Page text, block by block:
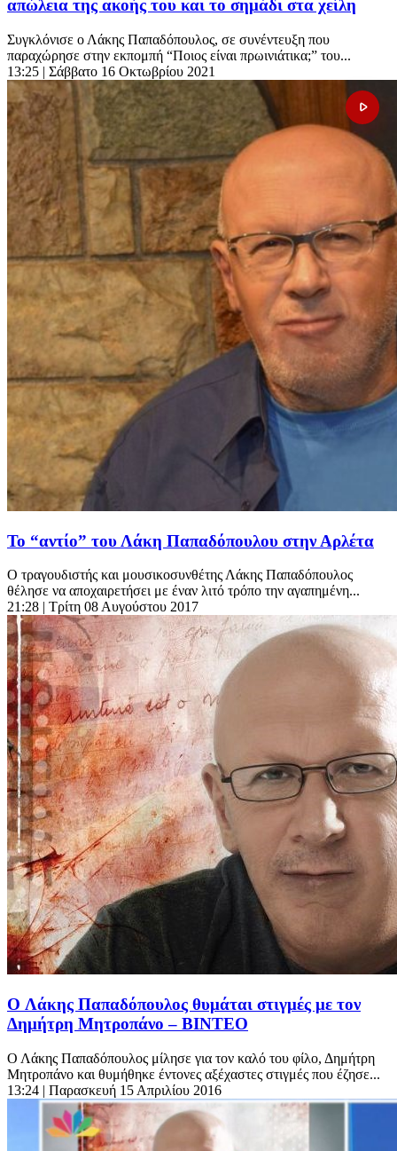
απώλεια της ακοής του και το σημάδι στα χείλη
Συγκλόνισε ο Λάκης Παπαδόπουλος, σε συνέντευξη που
παραχώρησε στην εκπομπή “Ποιος είναι πρωινιάτικα;” του...
13:25 | Σάββατο 16 Οκτωβρίου 2021
Το “αντίο” του Λάκη Παπαδόπουλου στην Αρλέτα
Ο τραγουδιστής και μουσικοσυνθέτης Λάκης Παπαδόπουλος
θέλησε να αποχαιρετήσει με έναν λιτό τρόπο την αγαπημένη...
21:28 | Τρίτη 08 Αυγούστου 2017
O Λάκης Παπαδόπουλος θυμάται στιγμές με τον
Δημήτρη Μητροπάνο – ΒΙΝΤΕΟ
Ο Λάκης Παπαδόπουλος μίλησε για τον καλό του φίλο, Δημήτρη
Μητροπάνο και θυμήθηκε έντονες αξέχαστες στιγμές που έζησε...
13:24 | Παρασκευή 15 Απριλίου 2016